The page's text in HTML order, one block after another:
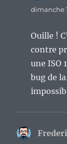
dimanche
Ouille !
contre
une ISO
bug de